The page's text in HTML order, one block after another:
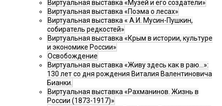
Виртуальная выставка «Музей и его создатели»
Виртуальная выставка «Поэма о лесах»
Виртуальная выставка « А.И. Мусин-Пушкин,
собиратель редкостей»
Виртуальная выставка «Крым в истории, культуре
и экономике России»
Освобождение
Виртуальная выставка «Живу здесь как в раю…»:
130 лет со дня рождения Виталия Валентиновича
Бианки.
Виртуальная выставка «Рахманинов. Жизнь в
России (1873-1917)»